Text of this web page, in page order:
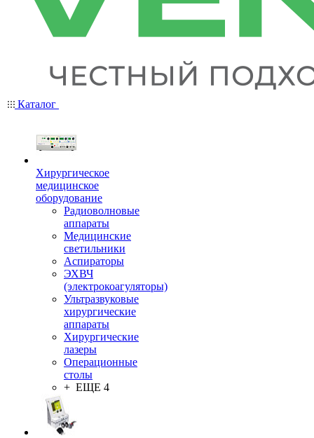
Каталог
Хирургическое
медицинское
оборудование
Радиоволновые
аппараты
Медицинские
светильники
Аспираторы
ЭХВЧ
(электрокоагуляторы)
Ультразвуковые
хирургические
аппараты
Хирургические
лазеры
Операционные
столы
+ ЕЩЕ 4